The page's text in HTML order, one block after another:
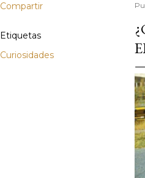
Compartir
Etiquetas
Curiosidades